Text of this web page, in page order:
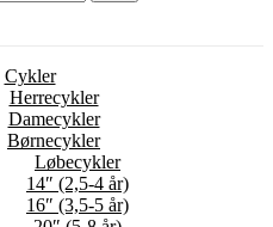
Cykler
Herrecykler
Damecykler
Børnecykler
Løbecykler
14″ (2,5-4 år)
16″ (3,5-5 år)